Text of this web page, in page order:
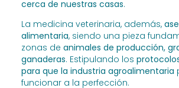
cerca de nuestras casas.
La medicina veterinaria, además,
alimentaria, siendo una pieza
zonas de animales de producción,
ganaderas. Estipulando los
para que la industria agroalimentaria
funcionar a la perfección.